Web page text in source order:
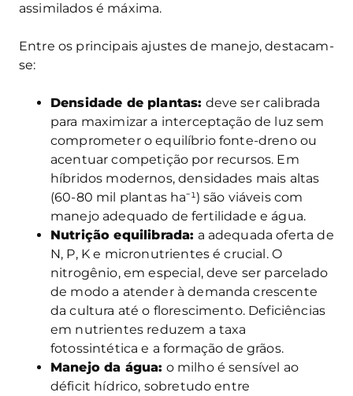
assimilados é máxima.
Entre os principais ajustes de manejo, destacam-
se:
Densidade de plantas: deve ser calibrada
para maximizar a interceptação de luz sem
comprometer o equilíbrio fonte-dreno ou
acentuar competição por recursos. Em
híbridos modernos, densidades mais altas
(60-80 mil plantas ha⁻¹) são viáveis com
manejo adequado de fertilidade e água.
Nutrição equilibrada: a adequada oferta de
N, P, K e micronutrientes é crucial. O
nitrogênio, em especial, deve ser parcelado
de modo a atender à demanda crescente
da cultura até o florescimento. Deficiências
em nutrientes reduzem a taxa
fotossintética e a formação de grãos.
Manejo da água: o milho é sensível ao
déficit hídrico, sobretudo entre